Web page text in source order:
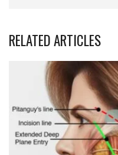
RELATED ARTICLES